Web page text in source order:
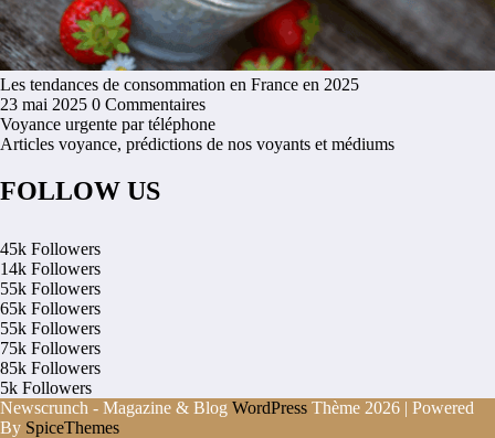
Les tendances de consommation en France en 2025
23 mai 2025 0 Commentaires
Voyance urgente par téléphone
Articles voyance, prédictions de nos voyants et médiums
FOLLOW US
45k Followers
14k Followers
55k Followers
65k Followers
55k Followers
75k Followers
85k Followers
5k Followers
Newscrunch - Magazine & Blog WordPress Thème 2026 | Powered
By SpiceThemes